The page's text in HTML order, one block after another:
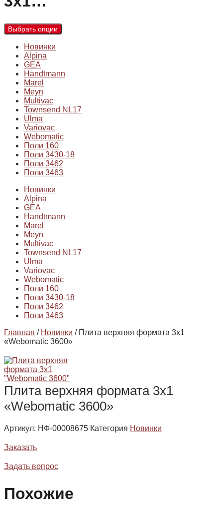
Выбрать опции
Новинки
Alpina
GEA
Handtmann
Marel
Meyn
Multivac
Townsend NL17
Ulma
Variovac
Webomatic
Поли 160
Поли 3430-18
Поли 3462
Поли 3463
Новинки
Alpina
GEA
Handtmann
Marel
Meyn
Multivac
Townsend NL17
Ulma
Variovac
Webomatic
Поли 160
Поли 3430-18
Поли 3462
Поли 3463
Главная / Новинки / Плита верхняя формата 3х1
«Webomatic 3600»
Плита верхняя формата 3х1
«Webomatic 3600»
Артикул: НФ-00008675 Категория Новинки
Заказать
Задать вопрос
Похожие